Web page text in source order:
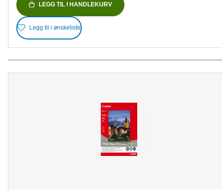
LEGG TIL I HANDLEKURV
Legg til i ønskeliste